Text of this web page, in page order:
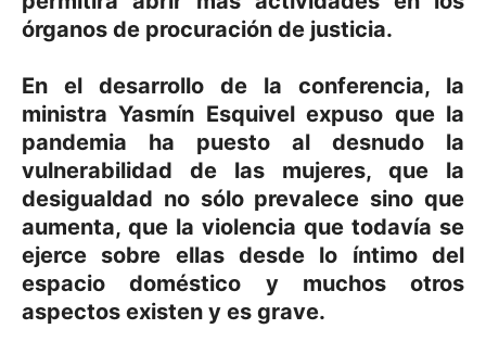
órganos de procuración de justicia.
En el desarrollo de la conferencia, la
ministra Yasmín Esquivel expuso que la
pandemia ha puesto al desnudo la
vulnerabilidad de las mujeres, que la
desigualdad no sólo prevalece sino que
aumenta, que la violencia que todavía se
ejerce sobre ellas desde lo íntimo del
espacio doméstico y muchos otros
aspectos existen y es grave.